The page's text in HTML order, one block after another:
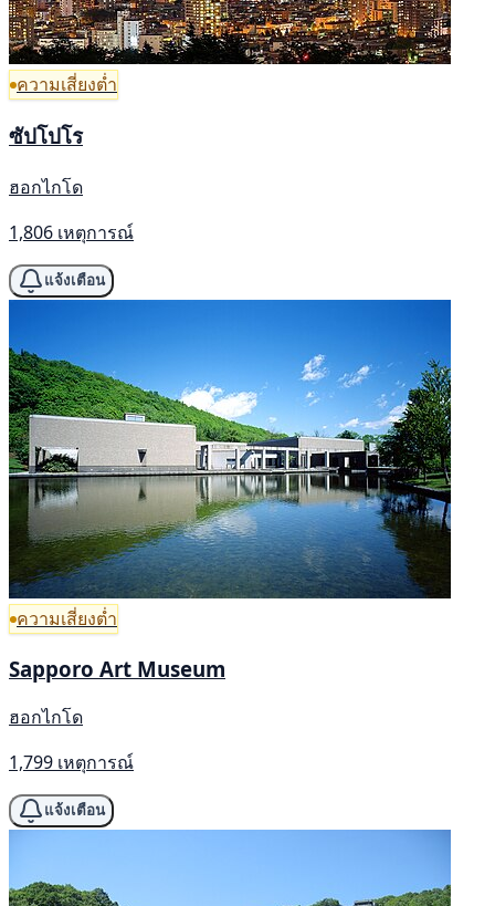
ความเสี่ยงต่ำ
ซัปโปโร
ฮอกไกโด
1,806 เหตุการณ์
แจ้งเตือน
ความเสี่ยงต่ำ
Sapporo Art Museum
ฮอกไกโด
1,799 เหตุการณ์
แจ้งเตือน